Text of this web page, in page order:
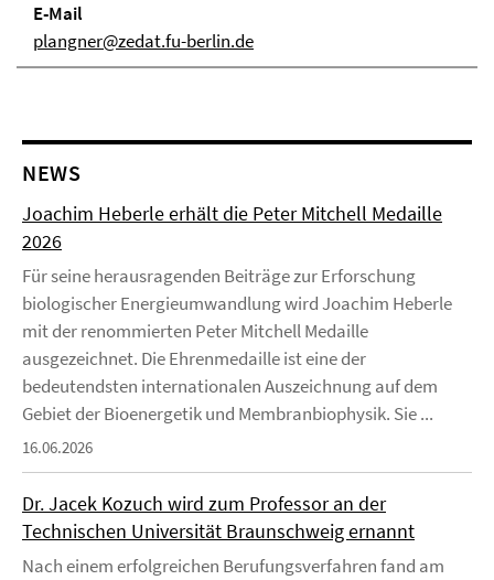
E-Mail
plangner@zedat.fu-berlin.de
NEWS
Joachim Heberle erhält die Peter Mitchell Medaille
2026
Für seine herausragenden Beiträge zur Erforschung
biologischer Energieumwandlung wird Joachim Heberle
mit der renommierten Peter Mitchell Medaille
ausgezeichnet. Die Ehrenmedaille ist eine der
bedeutendsten internationalen Auszeichnung auf dem
Gebiet der Bioenergetik und Membranbiophysik. Sie ...
16.06.2026
Dr. Jacek Kozuch wird zum Professor an der
Technischen Universität Braunschweig ernannt
Nach einem erfolgreichen Berufungsverfahren fand am